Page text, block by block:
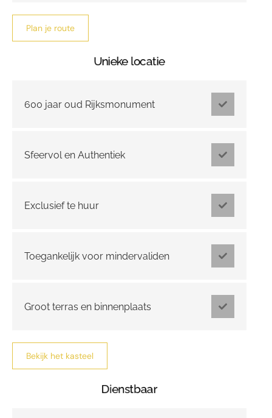
Plan je route
Unieke locatie
600 jaar oud Rijksmonument
Sfeervol en Authentiek
Exclusief te huur
Toegankelijk voor mindervaliden
Groot terras en binnenplaats
Bekijk het kasteel
Dienstbaar